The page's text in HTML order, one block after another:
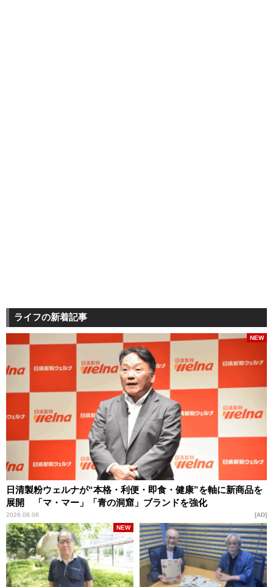
ライフの新着記事
日清製粉ウェルナが“本格・利便・即食・健康”を軸に新商品を
展開 「マ・マー」「青の洞窟」ブランドを強化
2026.08.06
NEW
AD
NEW